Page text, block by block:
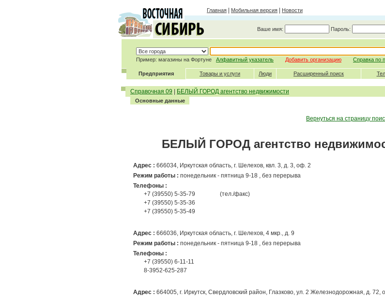
Главная Мобильная версия Новости
Ваше имя: Пароль:
Пример: магазины на Фортуне Алфавитный указатель Добавить организацию Справка по
Предприятия Товары и услуги Люди Расширенный поиск
Справочная 09 БЕЛЫЙ ГОРОД агентство недвижимости
Основные данные
Вернуться на страницу
БЕЛЫЙ ГОРОД агентство
Адрес : 666034, Иркутская область, г. Шелехов, квл. 3, д. 3, оф. 2
Режим работы : понедельник - пятница 9-18 , без перерыва
Телефоны :
+7 (39550) 5-35-79
(тел./факс)
+7 (39550) 5-35-36
+7 (39550) 5-35-49
Адрес : 666036, Иркутская область, г. Шелехов, 4 мкр., д. 9
Режим работы : понедельник - пятница 9-18 , без перерыва
Телефоны :
+7 (39550) 6-11-11
8-3952-625-287
Адрес : 664005, г. Иркутск, Свердловский район, Глазково, ул. 2 Железнодорожная, д.